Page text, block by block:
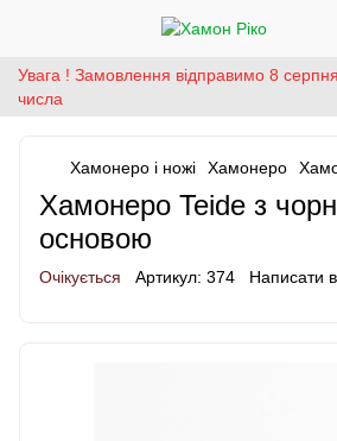
Увага ! Замовлення відправимо 8
числа
Хамонеро і ножі Хамонеро
Хамонеро Teide з
основою
Очікується Артикул: 374 Написати